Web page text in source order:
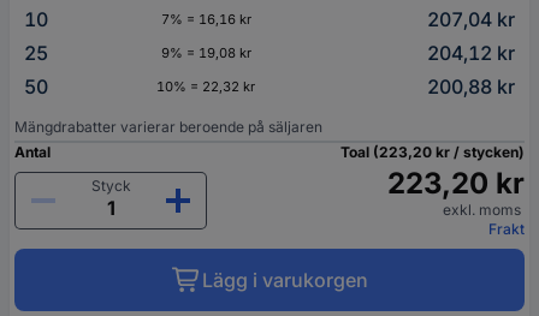
10
7% = 16,16 kr
207,04 kr
25
9% = 19,08 kr
204,12 kr
50
10% = 22,32 kr 200,88 kr
Mängdrabatter varierar beroende på säljaren
Antal
Styck
Toal (223,20 kr / stycken)
223,20 kr
exkl. moms
Frakt
Lägg i varukorgen